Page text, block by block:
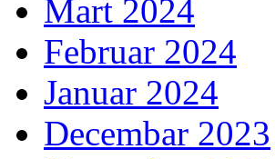
Mart 2024
Februar 2024
Januar 2024
Decembar 2023